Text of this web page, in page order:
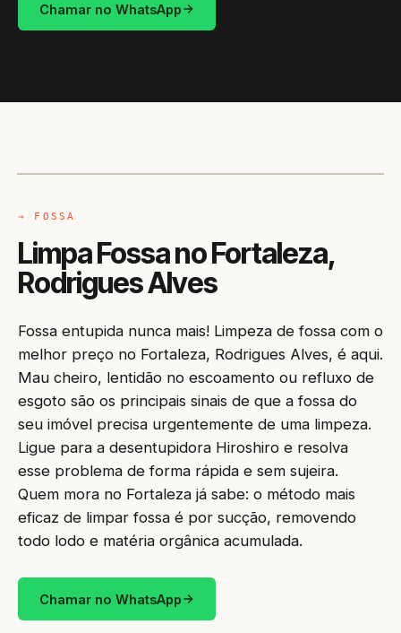
Chamar no WhatsApp
→ FOSSA
Limpa Fossa no Fortaleza,
Rodrigues Alves
Fossa entupida nunca mais! Limpeza de fossa com o
melhor preço no Fortaleza, Rodrigues Alves, é aqui.
Mau cheiro, lentidão no escoamento ou refluxo de
esgoto são os principais sinais de que a fossa do
seu imóvel precisa urgentemente de uma limpeza.
Ligue para a desentupidora Hiroshiro e resolva
esse problema de forma rápida e sem sujeira.
Quem mora no Fortaleza já sabe: o método mais
eficaz de limpar fossa é por sucção, removendo
todo lodo e matéria orgânica acumulada.
Chamar no WhatsApp